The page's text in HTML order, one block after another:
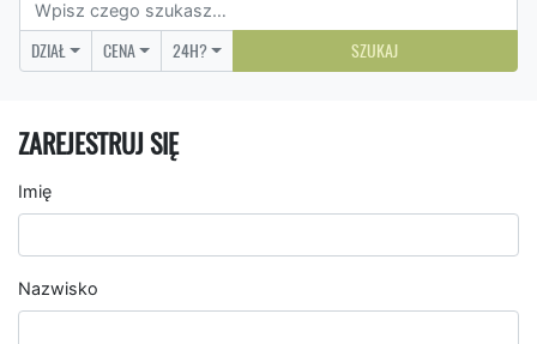
DZIAŁ CENA 24H? SZUKAJ
ZAREJESTRUJ SIĘ
Imię
Nazwisko